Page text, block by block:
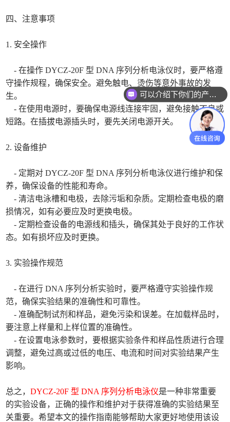
四、注意事项
1. 安全操作
- 在操作 DYCZ-20F 型 DNA 序列分析电泳仪时，要严格遵
守操作规程，确保安全。避免触电、烫伤等意外事故的发
生。
- 在使用电源时，要确保电源线连接牢固，避免接触不良或
短路。在插拔电源插头时，要先关闭电源开关。
2. 设备维护
- 定期对 DYCZ-20F 型 DNA 序列分析电泳仪进行维护和保
养，确保设备的性能和寿命。
- 清洁电泳槽和电极，去除污垢和杂质。定期检查电极的磨
损情况，如有必要应及时更换电极。
- 定期检查设备的电源线和插头，确保其处于良好的工作状
态。如有损坏应及时更换。
3. 实验操作规范
- 在进行 DNA 序列分析实验时，要严格遵守实验操作规
范，确保实验结果的准确性和可靠性。
- 准确配制试剂和样品，避免污染和误差。在加载样品时，
要注意上样量和上样位置的准确性。
- 在设置电泳参数时，要根据实验条件和样品性质进行合理
调整，避免过高或过低的电压、电流和时间对实验结果产生
影响。
总之，DYCZ-20F 型 DNA 序列分析电泳仪是一种非常重要
的实验设备，正确的操作和维护对于获得准确的实验结果至
关重要。希望本文的操作指南能够帮助大家更好地使用该设
可以介绍下你们的产品么
你们是怎么收费的呢